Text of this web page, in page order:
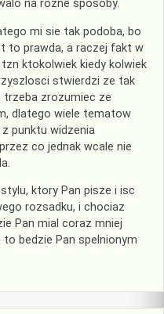
na rozne sposoby.
mi sie tak podoba, bo
to prawda, a raczej fakt w
ktokolwiek kiedy kolwiek
stwierdzi ze tak
zrozumiec ze
dlatego wiele tematow
punktu widzenia
co jednak wcale nie
ktory Pan pisze i isc
rozsadku, i chociaz
Pan mial coraz mniej
bedzie Pan spelnionym